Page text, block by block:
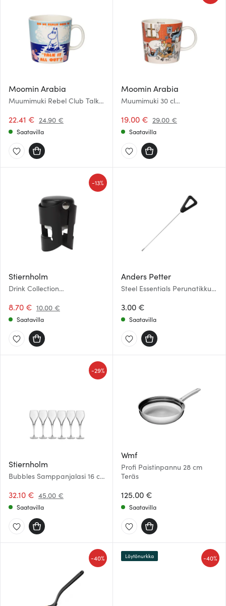
Moomin Arabia
Muumimuki Rebel Club Talk it
22.41 € 24.90 €
Saatavilla
Moomin Arabia
Muumimuki 30 cl
19.00 € 29.00 €
Saatavilla
Stiernholm
Drink Collection
Musta
8.70 € 10.00 €
-13%
Saatavilla
Anders Petter
Steel Essentials Perunatikku
3.00 €
Saatavilla
Stiernholm
Bubbles Samppanjalasi 16 cl
32.10 € 45.00 €
-29%
Saatavilla
Wmf
Profi Paistinpannu 28 cm
Teräs
125.00 €
Saatavilla
-40% -40%
Löytönurkka